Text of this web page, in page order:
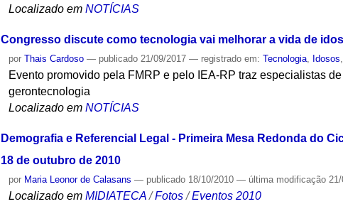
Localizado em NOTÍCIAS
Congresso discute como tecnologia vai melhorar a vida de
porThais Cardoso — publicado 21/09/2017— registrado em:Tecnologia, Idosos,
Evento promovido pela FMRP e pelo IEA-RP traz especialistas
gerontecnologia
Localizado em NOTÍCIAS
Demografia e Referencial Legal - Primeira Mesa Redonda do
18 de outubro de 2010
por Maria Leonor de Calasans — publicado 18/10/2010— última modificação
Localizado em MIDIATECA /Fotos /Eventos 2010